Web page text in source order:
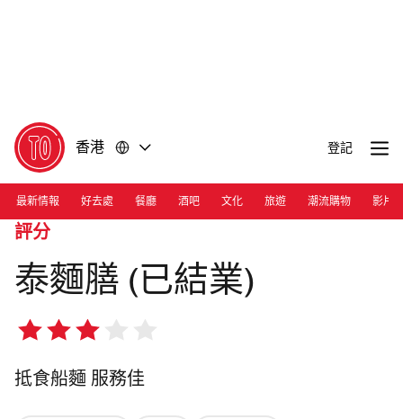
香港 登記
最新情報 好去處 餐廳 酒吧 文化 旅遊 潮流購物 影片
評分
泰麵膳 (已結業)
3/5
抵食船麵 服務佳